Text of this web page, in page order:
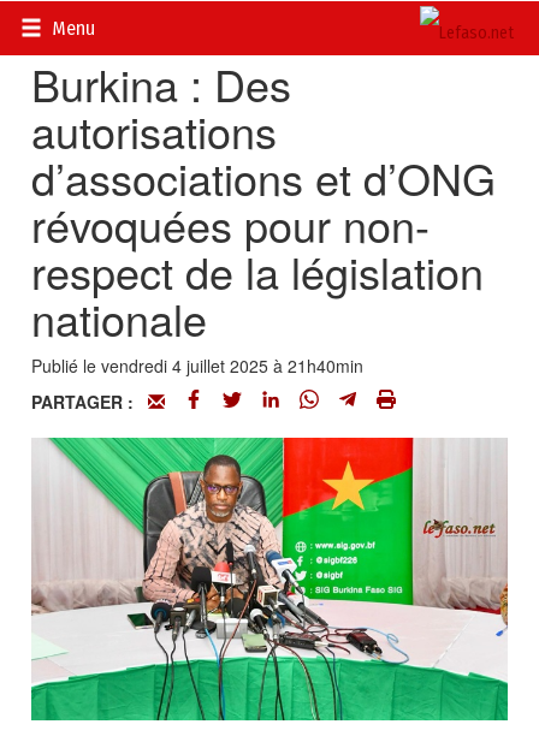
Menu
Accueil>
Burkina : Des
autorisations
d’associations et d’ONG
révoquées pour non-
respect de la législation
nationale
Publié le vendredi 4 juillet 2025 à 21h40min
PARTAGER :